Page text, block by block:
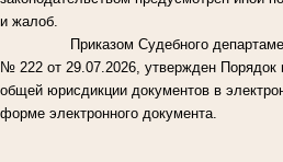
и жалоб.
Приказом Судебного
№ 222 от 29.07.2026, утвержден
общей юрисдикции документов в
форме электронного документа.